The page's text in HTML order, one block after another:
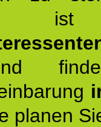
planen